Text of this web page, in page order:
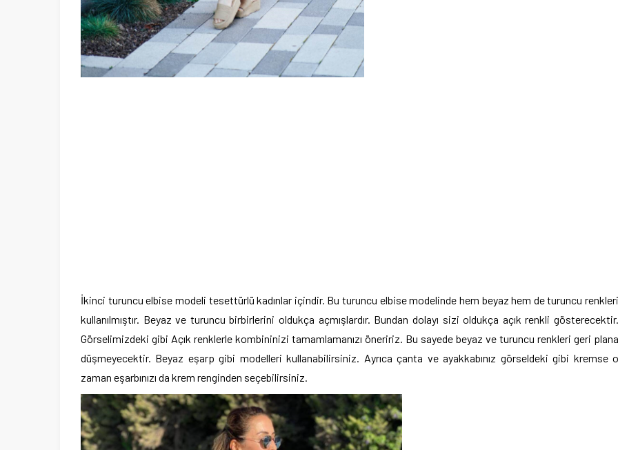
İkinci turuncu elbise modeli tesettürlü kadınlar içindir. Bu turuncu elbise modelinde hem beyaz hem de turuncu renkleri
kullanılmıştır. Beyaz ve turuncu birbirlerini oldukça açmışlardır. Bundan dolayı sizi oldukça açık renkli gösterecektir.
Görselimizdeki gibi Açık renklerle kombininizi tamamlamanızı öneririz. Bu sayede beyaz ve turuncu renkleri geri plana
düşmeyecektir. Beyaz eşarp gibi modelleri kullanabilirsiniz. Ayrıca çanta ve ayakkabınız görseldeki gibi kremse o
zaman eşarbınızı da krem renginden seçebilirsiniz.